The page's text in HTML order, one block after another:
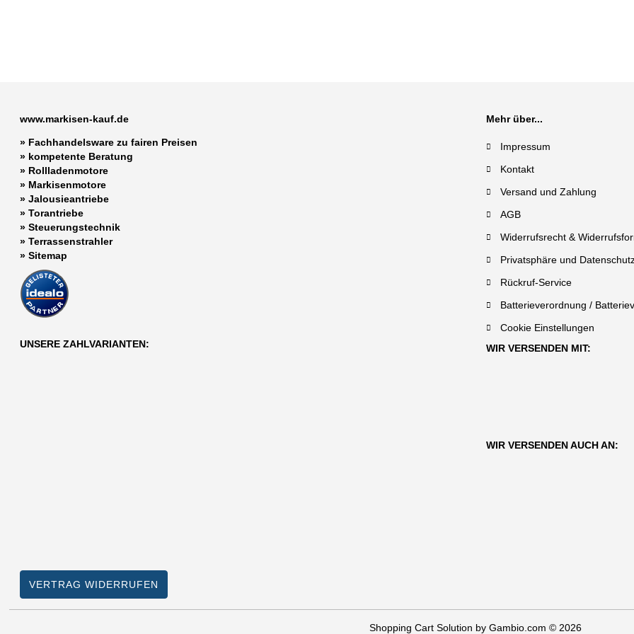
www.markisen-kauf.de
» Fachhandelsware zu fairen Preisen
» kompetente Beratung
» Rollladenmotore
» Markisenmotore
»Jalousieantriebe
»Torantriebe
» Steuerungstechnik
»Terrassenstrahler
»Sitemap
Mehr über...
Impressum
Kontakt
Versand und Zahlung
AGB
Widerrufsrecht &
Privatsphäre und
Rückruf-Service
Batterieverordnung /
Cookie Einstellungen
UNSERE ZAHLVARIANTEN:
WIR VERSENDEN MIT:
WIR VERSENDEN AUCH AN:
VERTRAG WIDERRUFEN
Shopping Cart Solution by Gambio.com © 2026